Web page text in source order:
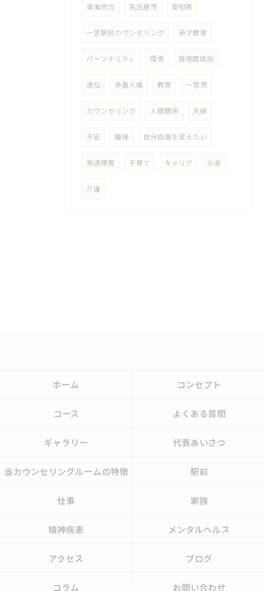
東海地方 名古屋市 愛知県
一宮駅前カウンセリング 英才教育
パーソナリティ 環境 環境閾値説
遺伝 多重人格 教育 一宮市
カウンセリング 人間関係 夫婦
不安 職場 自分自身を変えたい
発達障害 子育て キャリア お金
介護
ホーム コンセプト
コース よくある質問
ギャラリー 代表あいさつ
当カウンセリングルームの特徴 駅前
仕事 家族
精神疾患 メンタルヘルス
アクセス ブログ
コラム お問い合わせ